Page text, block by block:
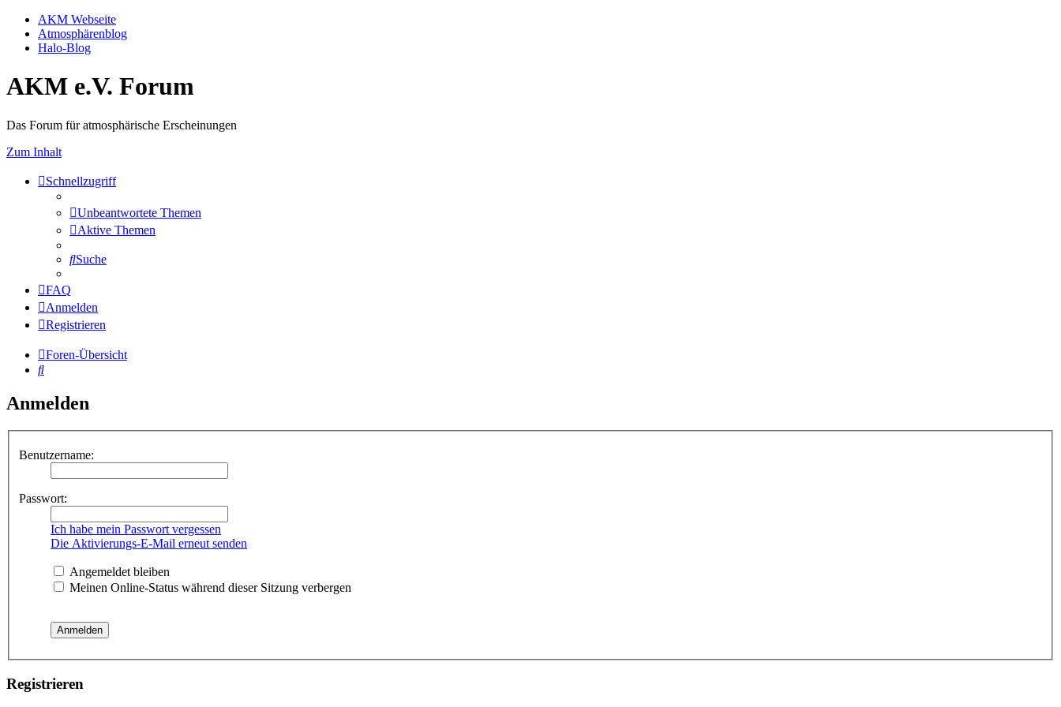
AKM Webseite
Atmosphärenblog
Halo-Blog
AKM e.V. Forum
Das Forum für atmosphärische Erscheinungen
Zum Inhalt
Schnellzugriff
Unbeantwortete Themen
Aktive Themen
Suche
FAQ
Anmelden
Registrieren
Foren-Übersicht
Suche
Anmelden
Benutzername:
Passwort:
Ich habe mein Passwort vergessen
Die Aktivierungs-E-Mail erneut senden
Angemeldet bleiben
Meinen Online-Status während dieser Sitzung verbergen
Registrieren